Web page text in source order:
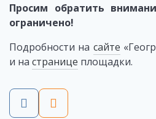
Просим обратить
ограничено!
Подробности на сайте
и на странице площадки.